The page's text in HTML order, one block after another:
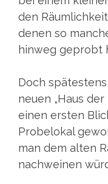
den
denen so
hinweg geprobt
Doch
neuen „Haus
einen ersten
Probelokal
man dem alten
nachweinen